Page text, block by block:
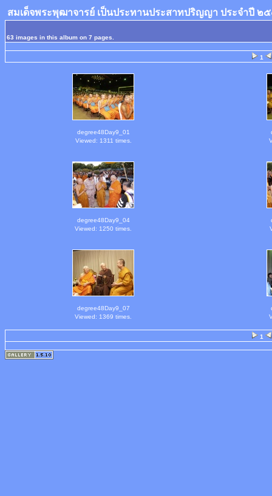
สมเด็จพระพุฒาจารย์ เป็นประทานประสาทปริญญา ประจำปี ๒
63 images in this album on 7 pages.
1
degree48Day9_01
Viewed: 1311 times.
degree48Day9_04
Viewed: 1250 times.
degree48Day9_07
Viewed: 1369 times.
1